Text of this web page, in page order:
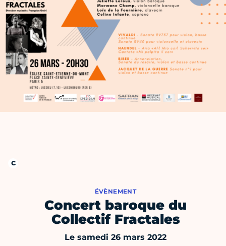
ÉVÈNEMENT
Concert baroque du
Collectif Fractales
Le samedi 26 mars 2022